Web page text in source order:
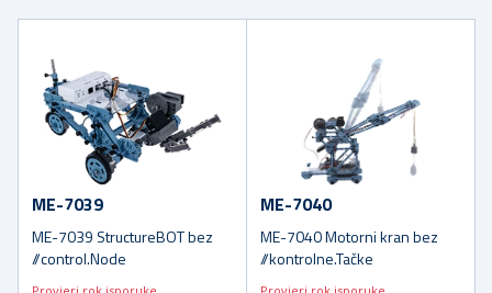
ME-7039
ME-7039 StructureBOT bez
//control.Node
ME-7040
ME-7040 Motorni kran bez
//kontrolne.Tačke